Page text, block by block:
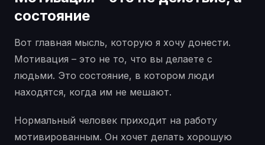
состояние
Вот главная мысль, которую я хочу донести.
Мотивация – это не то, что вы делаете с
людьми. Это состояние, в котором люди
находятся, когда им не мешают.
Нормальный человек приходит на работу
мотивированным. Он хочет делать хорошую